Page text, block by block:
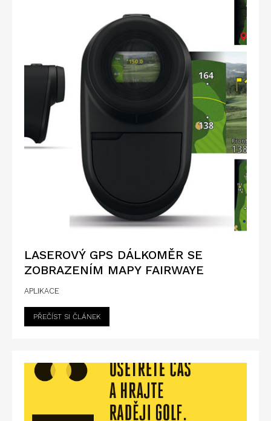
LASEROVÝ GPS DÁLKOMĚR SE
ZOBRAZENÍM MAPY FAIRWAYE
APLIKACE
PŘEČÍST SI ČLÁNEK